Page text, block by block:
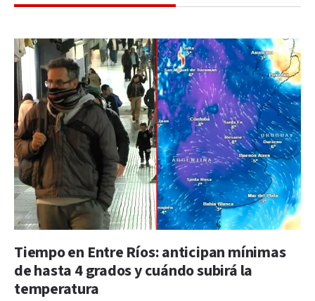
Tiempo en Entre Ríos: anticipan mínimas
de hasta 4 grados y cuándo subirá la
temperatura